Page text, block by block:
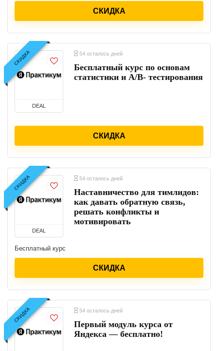
СКИДКА
СКИДКА
DEAL
54 осталось дней
Бесплатный курс по основам
статистики и A/B- тестирования
СКИДКА
СКИДКА
DEAL
54 осталось дней
Наставничество для тимлидов:
как давать обратную связь,
решать конфликты и
мотивировать
Бесплатный курс
СКИДКА
СКИДКА 54 осталось дней
Первый модуль курса от
Яндекса — бесплатно!